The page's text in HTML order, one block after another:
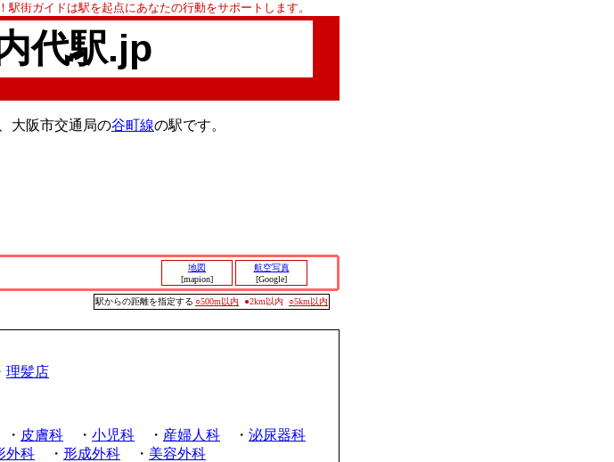
街ガイドは駅を起点にあなたの行動をサポートします。
代駅.jp
大阪市交通局の谷町線の駅です。
地図
[mapion]
航空写真
[Google]
駅からの距離を指定する ○500m以内 ●2km以内 ○5km以内
理髪店
・ 皮膚科 ・ 小児科 ・ 産婦人科 ・ 泌尿器科
外科 ・ 形成外科 ・ 美容外科